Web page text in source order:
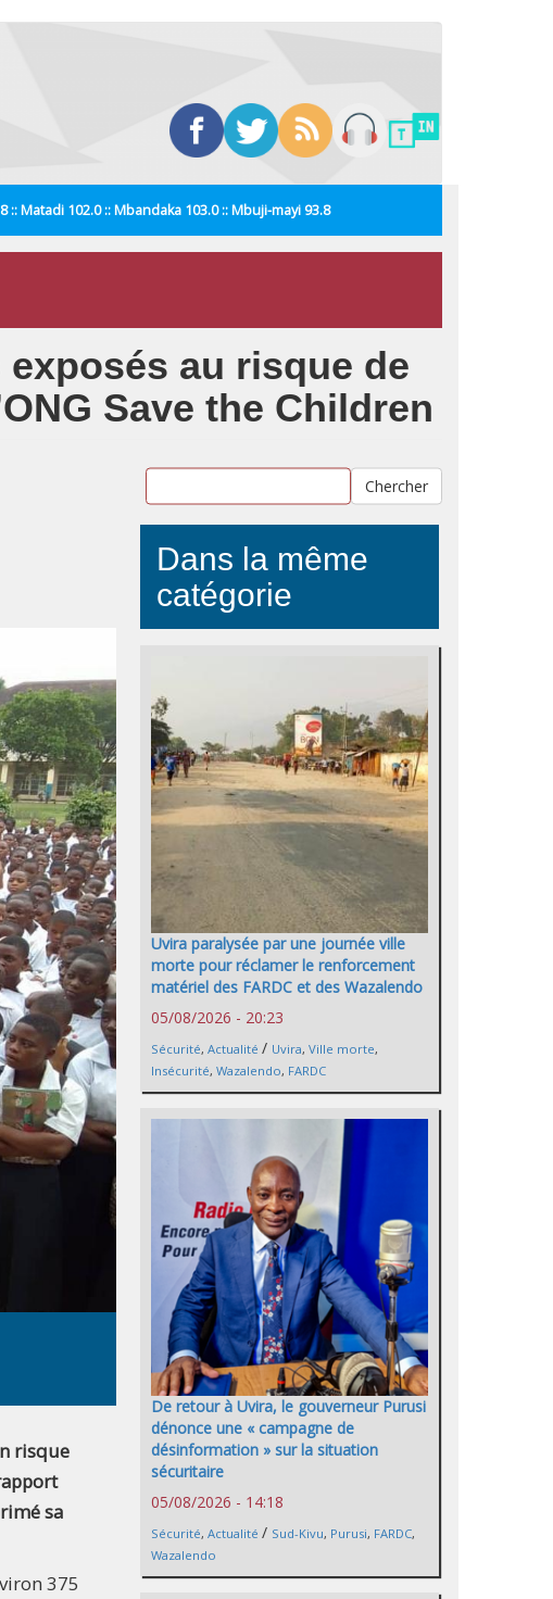
:: Matadi 102.0 :: Mbandaka 103.0 :: Mbuji-mayi 93.8
exposés au risque de
Save the Children
risque
sa
375
Chercher
Dans la même
catégorie
Uvira paralysée par une journée ville
morte pour réclamer le renforcement
matériel des FARDC et des Wazalendo
05/08/2026 - 20:23
Sécurité, Actualité / Uvira, Ville morte,
Insécurité, Wazalendo, FARDC
De retour à Uvira, le gouverneur Purusi
dénonce une « campagne de
désinformation » sur la situation
sécuritaire
05/08/2026 - 14:18
Sécurité, Actualité / Sud-Kivu, Purusi, FARDC,
Wazalendo